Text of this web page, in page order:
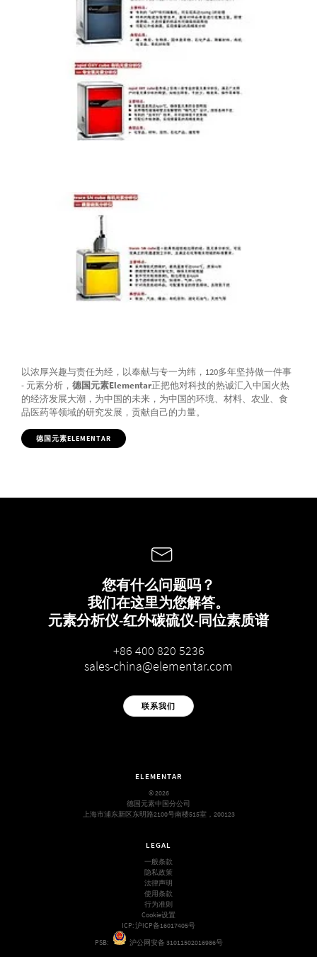
以浓厚兴趣与责任为经，以奉献与专一为纬，120多年坚持做一件事
- 元素分析， 德国元素Elementar正把他对科技的热诚汇入中国火热
的经济发展大潮，为中国的未来，为中国的环境、材料、农业、食
品医药等领域的研究发展，贡献自己的力量。
德国元素ELEMENTAR
您有什么问题吗？
我们在这里为您解答。
元素分析仪-红外碳硫仪-同位素质谱
+86 400 820 5236
sales-china@elementar.com
联系我们
ELEMENTAR
© 2026
德国元素中国分公司
上海市浦东新区东明路2100号南楼515室，200123
LEGAL
一般条款
隐私政策
法律声明
使用条款
行为准则
Cookie设置
ICP:沪ICP备16017405号
PSB:
沪公网安备 31011502016986号